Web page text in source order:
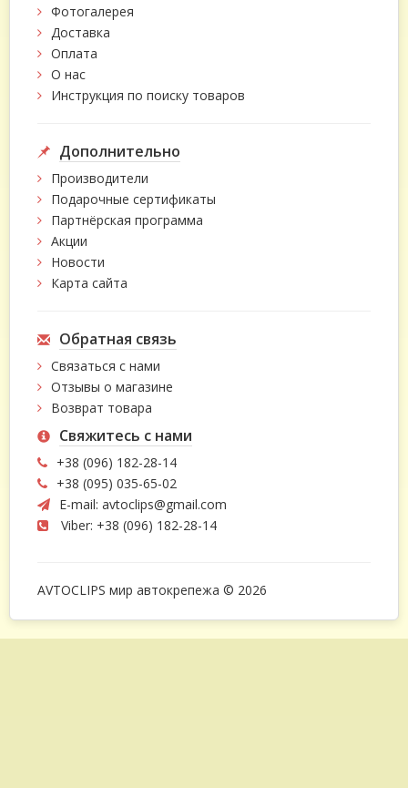
Фотогалерея
Доставка
Оплата
О нас
Инструкция по поиску товаров
Дополнительно
Производители
Подарочные сертификаты
Партнёрская программа
Акции
Новости
Карта сайта
Обратная связь
Связаться с нами
Отзывы о магазине
Возврат товара
Свяжитесь с нами
+38 (096) 182-28-14
+38 (095) 035-65-02
E-mail: avtoclips@gmail.com
Viber: +38 (096) 182-28-14
AVTOCLIPS мир автокрепежа © 2026